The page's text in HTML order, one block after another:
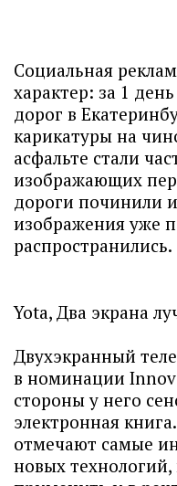
Социальная
характер: за 1
дорог в
карикатуры на
асфальте стали
изображающих
дороги починили
изображения уже
распространились.
Yota, Два экрана
Двухэкранный
в номинации
стороны у него
электронная
отмечают самые
новых